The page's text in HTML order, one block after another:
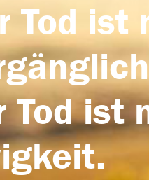
Tod ist
Tod ist